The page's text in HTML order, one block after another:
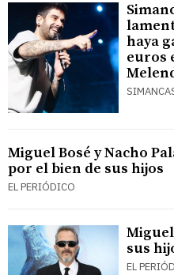
haya
euros
Miguel Bosé y Nacho
por el bien de sus hijos
EL PERIÓDICO
Miguel
sus
EL